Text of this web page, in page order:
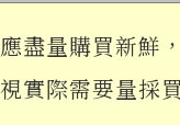
應盡量購買新鮮
視實際需要量採